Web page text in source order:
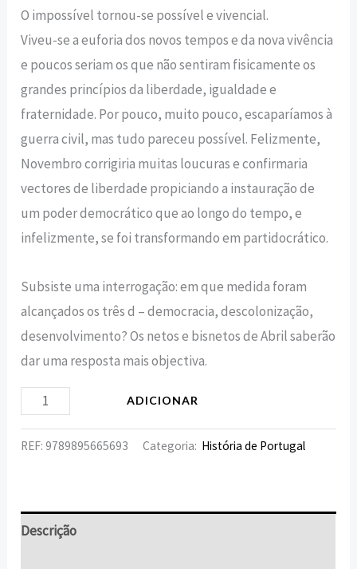
O impossível tornou-se possível e vivencial.
Viveu-se a euforia dos novos tempos e da nova vivência
e poucos seriam os que não sentiram fisicamente os
grandes princípios da liberdade, igualdade e
fraternidade. Por pouco, muito pouco, escaparíamos à
guerra civil, mas tudo pareceu possível. Felizmente,
Novembro corrigiria muitas loucuras e confirmaria
vectores de liberdade propiciando a instauração de
um poder democrático que ao longo do tempo, e
infelizmente, se foi transformando em partidocrático.
Subsiste uma interrogação: em que medida foram
alcançados os três d – democracia, descolonização,
desenvolvimento? Os netos e bisnetos de Abril saberão
dar uma resposta mais objectiva.
ADICIONAR
REF:9789895665693 Categoria: História de Portugal
Descrição